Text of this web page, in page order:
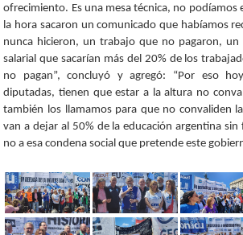
ofrecimiento. Es una mesa técnica, no podíamos
la hora sacaron un comunicado que habíamos
nunca hicieron, un trabajo que no pagaron, un
salarial que sacarían más del 20% de los
no pagan”, concluyó y agregó: “Por eso
diputadas, tienen que estar a la altura no
también los llamamos para que no convaliden
van a dejar al 50% de la educación argentina
no a esa condena social que pretende este